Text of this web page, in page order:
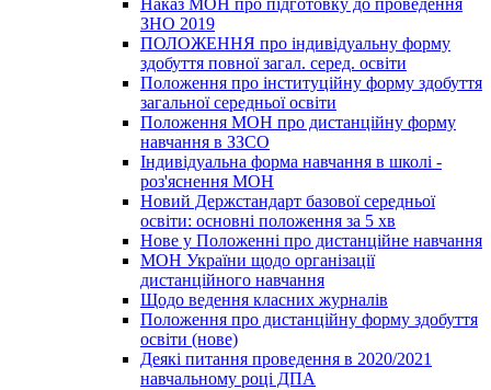
ЗНО 2019
ПОЛОЖЕННЯ про індивідуальну форму
здобуття повної загал. серед. освіти
Положення про інституційну форму здобуття
загальної середньої освіти
Положення МОН про дистанційну форму
навчання в ЗЗСО
Індивідуальна форма навчання в школі -
роз'яснення МОН
Новий Держстандарт базової середньої
освіти: основні положення за 5 хв
Нове у Положенні про дистанційне навчання
МОН України щодо організації
дистанційного навчання
Щодо ведення класних журналів
Положення про дистанційну форму здобуття
освіти (нове)
Деякі питання проведення в 2020/2021
навчальному році ДПА